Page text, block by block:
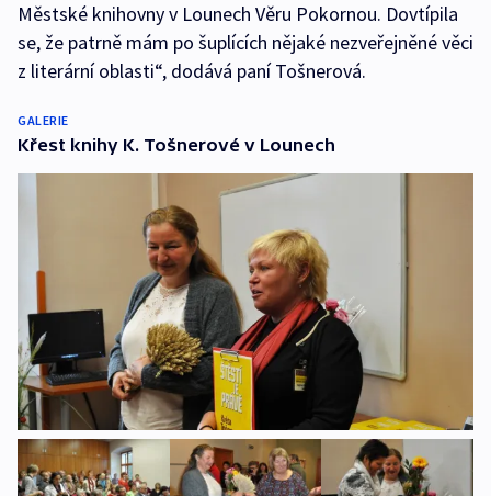
Městské knihovny v Lounech Věru Pokornou. Dovtípila
se, že patrně mám po šuplících nějaké nezveřejněné věci
z literární oblasti“, dodává paní Tošnerová.
GALERIE
Křest knihy K. Tošnerové v Lounech